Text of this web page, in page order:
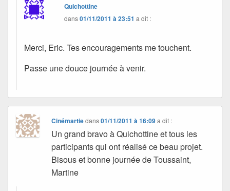
Quichottine
dans01/11/2011 à 23:51 a dit :
Merci, Eric. Tes encouragements me touchent.
Passe une douce journée à venir.
Cinémartiedans01/11/2011 à 16:09 a dit :
Un grand bravo à Quichottine et tous les
participants qui ont réalisé ce beau projet.
Bisous et bonne journée de Toussaint,
Martine